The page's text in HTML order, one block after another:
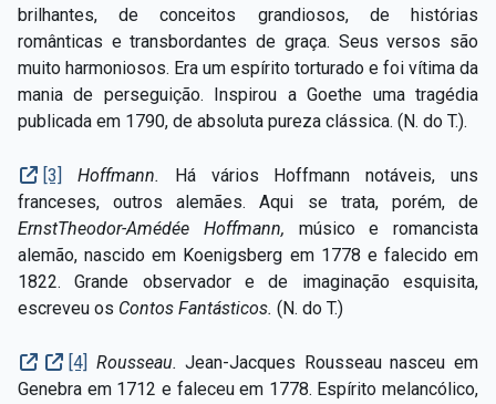
brilhantes, de conceitos grandiosos, de histórias
românticas e transbordantes de graça. Seus versos são
muito harmoniosos. Era um espírito torturado e foi vítima da
mania de perseguição. Inspirou a Goethe uma tragédia
publicada em 1790, de absoluta pureza clássica. (N. do T.).
[3] Hoffmann. Há vários Hoffmann notáveis, uns
franceses, outros alemães. Aqui se trata, porém, de
ErnstTheodor-Amédée Hoffmann, músico e romancista
alemão, nascido em Koenigsberg em 1778 e falecido em
1822. Grande observador e de imaginação esquisita,
escreveu os Contos Fantásticos. (N. do T.)
[4] Rousseau.Jean-Jacques Rousseau nasceu em
Genebra em 1712 e faleceu em 1778. Espírito melancólico,